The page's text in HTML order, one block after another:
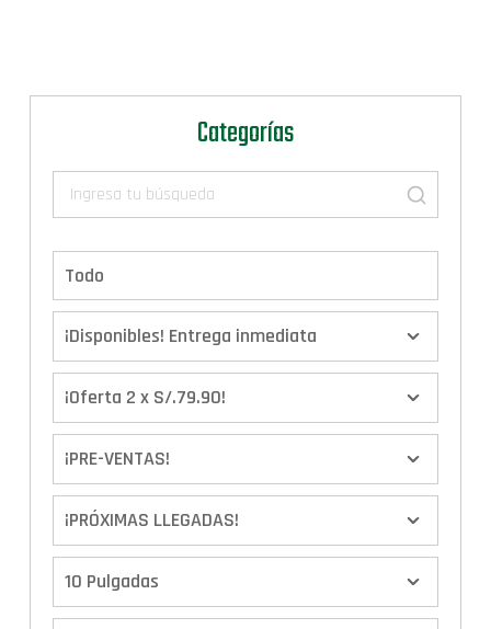
Categorías
Todo
¡Disponibles! Entrega inmediata
¡Oferta 2 x S/.79.90!
¡PRE-VENTAS!
¡PRÓXIMAS LLEGADAS!
10 Pulgadas